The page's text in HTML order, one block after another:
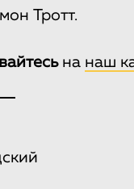
Тротт.
на наш